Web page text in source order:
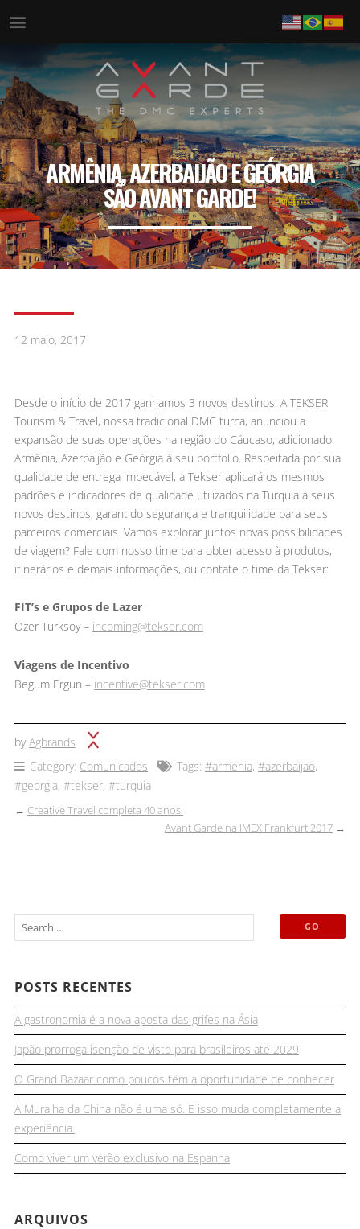
ARMÊNIA, AZERBAIJÃO E GEÓRGIA
SÃO AVANT GARDE!
12 maio, 2017
Desde o início de 2017 ganhamos 3 novos destinos! A TEKSER
Tourism & Travel, nossa tradicional DMC turca, anunciou a
expansão de suas operações na região do Cáucaso, adicionado
Armênia, Azerbaijão e Geórgia à seu portfolio. Respeitada por sua
qualidade de entrega impecável, a Tekser aplicará os mesmos
padrões e indicadores de qualidade utilizados na Turquia à seus
novos destinos, garantido segurança e tranquilidade para seus
parceiros comerciais. Vamos explorar juntos novas possibilidades
de viagem? Fale com nosso time para obter acesso à produtos,
itinerários e demais informações, ou contate o time da Tekser:
FIT’s e Grupos de Lazer
Ozer Turksoy – incoming@tekser.com
Viagens de Incentivo
Begum Ergun – incentive@tekser.com
byAgbrands
Category: Comunicados Tags: #armenia, #azerbaijao,
#georgia, #tekser, #turquia
← Creative Travel completa 40 anos!
Avant Garde na IMEX Frankfurt 2017 →
POSTS RECENTES
A gastronomia é a nova aposta das grifes na Ásia
Japão prorroga isenção de visto para brasileiros até 2029
O Grand Bazaar como poucos têm a oportunidade de conhecer
A Muralha da China não é uma só. E isso muda completamente a
experiência.
Como viver um verão exclusivo na Espanha
ARQUIVOS